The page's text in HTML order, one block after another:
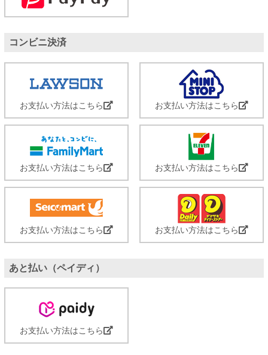
コンビニ決済
お支払い方法はこちら お支払い方法はこちら
お支払い方法はこちら お支払い方法はこちら
お支払い方法はこちら お支払い方法はこちら
あと払い（ペイディ）
お支払い方法はこちら